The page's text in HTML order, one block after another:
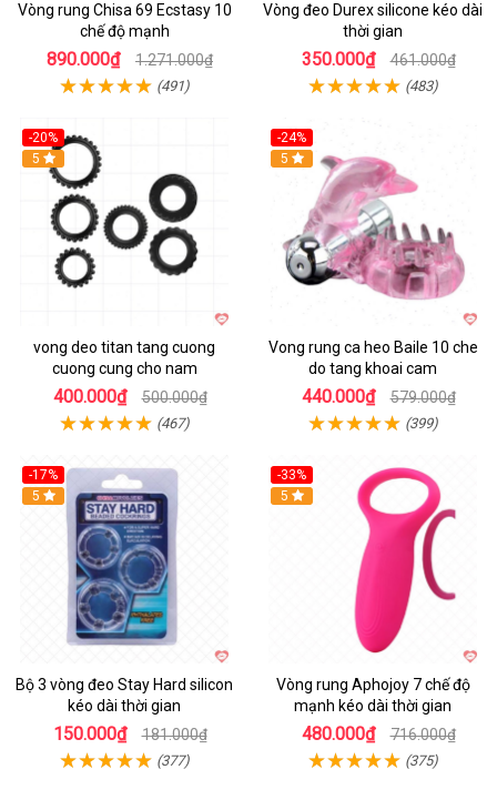
Vòng rung Chisa 69 Ecstasy 10
chế độ mạnh
890.000₫ 1.271.000₫
(491)
Vòng đeo Durex silicone kéo dài
thời gian
350.000₫ 461.000₫
(483)
-20%
Hot
5
vong deo titan tang cuong
cuong cung cho nam
400.000₫ 500.000₫
(467)
-24%
5
Vong rung ca heo Baile 10 che
do tang khoai cam
440.000₫ 579.000₫
(399)
-17%
5
Bộ 3 vòng đeo Stay Hard silicon
kéo dài thời gian
150.000₫ 181.000₫
(377)
-33%
Hot
5
Vòng rung Aphojoy 7 chế độ
mạnh kéo dài thời gian
480.000₫ 716.000₫
(375)